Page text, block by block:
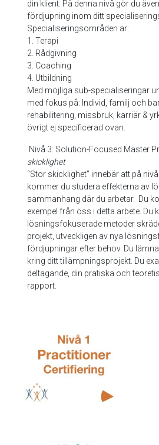
din klient. På denna nivå gör du
fördjupning inom ditt
Specialiseringsområden är:
1. Terapi
2. Rådgivning
3. Coaching
4. Utbildning
Med möjliga sub-specialiseringar
med fokus på: Individ, familj och
rehabilitering, missbruk, karriär &
övrigt ej specificerad ovan.
Nivå 3: Solution-Focused Master
skicklighet
“Stor skicklighet” innebär att på
kommer du studera effekterna av
sammanhang där du arbetar. Du
exempel från oss i detta arbete. Du
lösningsfokuserade metoder
projekt, utveckligen av nya
fördjupningar efter behov. Du
kring ditt tillämpningsprojekt. Du
deltagande, din pratiska och
rapport.